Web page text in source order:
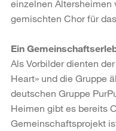
einzelnen Altersheimen
gemischten Chor für
Ein
Als Vorbilder dienten
Heart» und die Gruppe
deutschen Gruppe
Heimen gibt es bereits
Gemeinschaftsprojekt